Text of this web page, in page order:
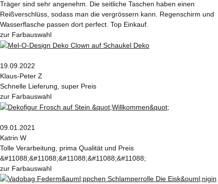
Träger sind sehr angenehm. Die seitliche Taschen haben einen
Reißverschlüss, sodass man die vergrössern kann. Regenschirm und
Wasserflasche passen dort perfect. Top Einkauf.
zur Farbauswahl
19.09.2022
Klaus-Peter Z
Schnelle Lieferung, super Preis
zur Farbauswahl
09.01.2021
Katrin W
Tolle Verarbeitung, prima Qualität und Preis
&#11088;&#11088;&#11088;&#11088;&#11088;
zur Farbauswahl